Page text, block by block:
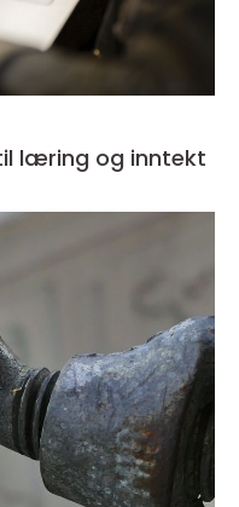
vei til læring og inntekt